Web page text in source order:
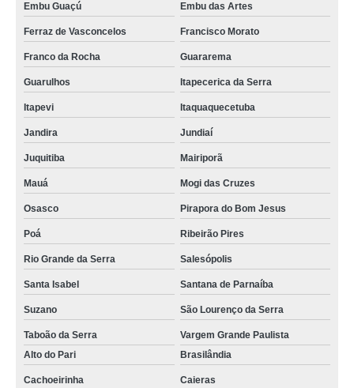
Embu Guaçú Embu das Artes
Ferraz de Vasconcelos Francisco Morato
Franco da Rocha Guararema
Guarulhos Itapecerica da Serra
Itapevi Itaquaquecetuba
Jandira Jundiaí
Juquitiba Mairiporã
Mauá Mogi das Cruzes
Osasco Pirapora do Bom Jesus
Poá Ribeirão Pires
Rio Grande da Serra Salesópolis
Santa Isabel Santana de Parnaíba
Suzano São Lourenço da Serra
Taboão da Serra
Vargem Grande Paulista
Alto do Pari
Brasilândia
Cachoeirinha Caieras